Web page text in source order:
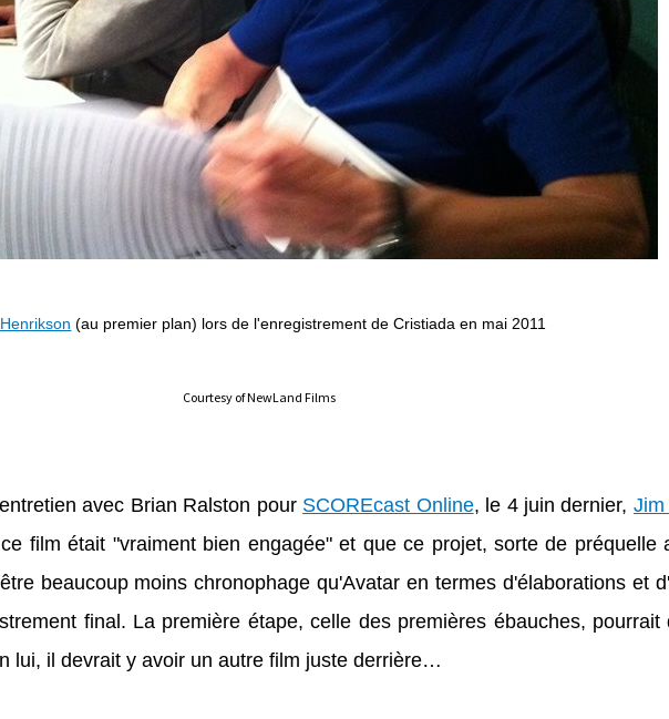
(au premier plan) lors de l'enregistrement de Cristiada en mai 2011
Courtesy of NewLand Films
avec Brian Ralston pour SCOREcast Online, le 4 juin dernier, Jim
film était "vraiment bien engagée" et que ce projet, sorte de préquelle
beaucoup moins chronophage qu'Avatar en termes d'élaborations et
final. La première étape, celle des premières ébauches, pourrait
lui, il devrait y avoir un autre film juste derrière…